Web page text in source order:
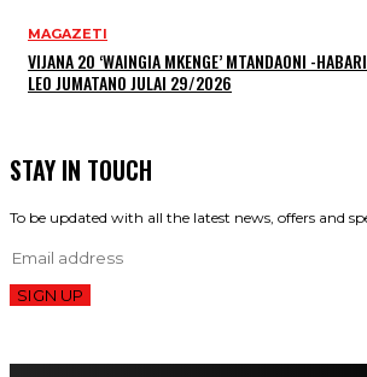
MAGAZETI
VIJANA 20 ‘WAINGIA MKENGE’ MTANDAONI -
LEO JUMATANO JULAI 29/2026
STAY IN TOUCH
To be updated with all the latest news, offers and
SIGN UP